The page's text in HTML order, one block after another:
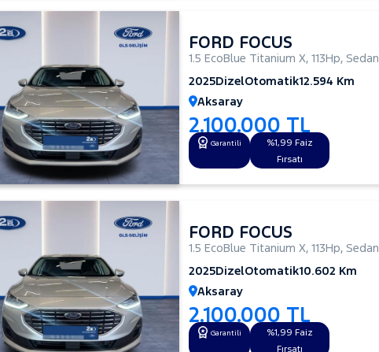
FORD FOCUS
1.5 EcoBlue Titanium X, 113Hp, Sedan
2025DizelOtomatik12.594 Km
Aksaray
2.100.000 TL
Garantili
%1,99 Faiz
Fırsatı
FORD FOCUS
1.5 EcoBlue Titanium X, 113Hp, Sedan
2025DizelOtomatik10.602 Km
Aksaray
2.100.000 TL
Garantili
%1,99 Faiz
Fırsatı